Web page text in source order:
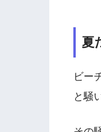
夏
ビー
と騒